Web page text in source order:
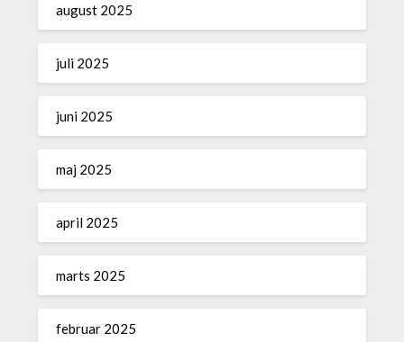
august 2025
juli 2025
juni 2025
maj 2025
april 2025
marts 2025
februar 2025